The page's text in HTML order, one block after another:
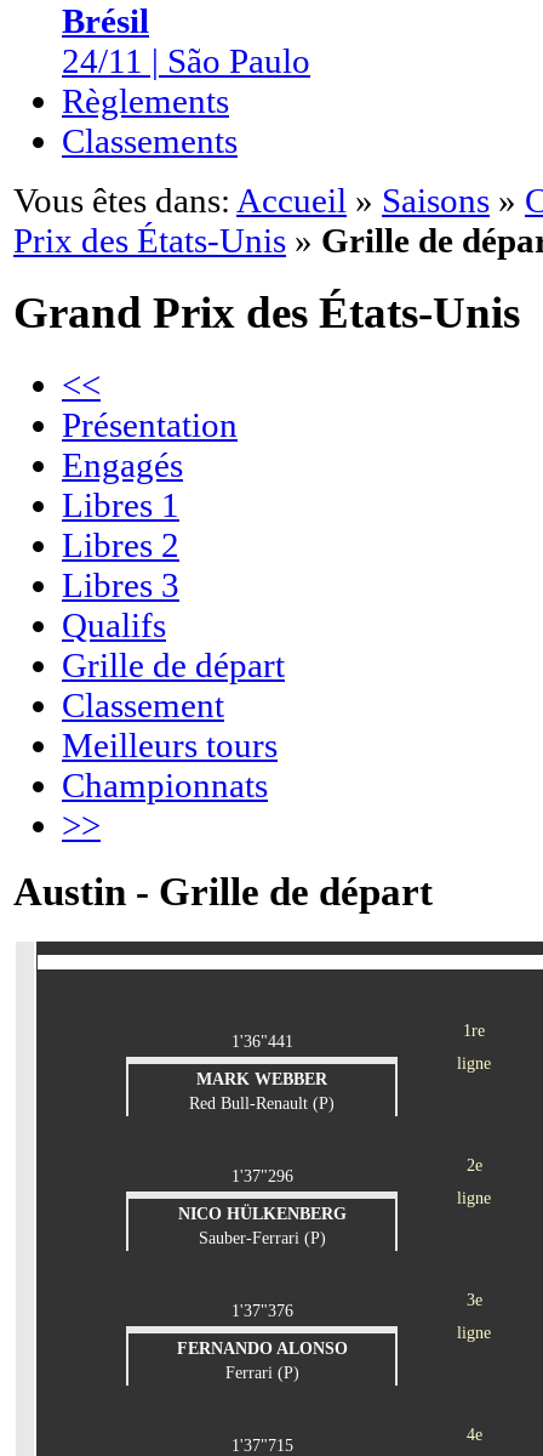
Brésil
24/11 | São Paulo
Règlements
Classements
Vous êtes dans: Accueil » Saisons »
Prix des États-Unis » Grille de
Grand Prix des États-Unis
<<
Présentation
Engagés
Libres 1
Libres 2
Libres 3
Qualifs
Grille de départ
Classement
Meilleurs tours
Championnats
>>
Austin - Grille de départ
1re
ligne
1'36"441
MARK WEBBER
Red Bull-Renault (P)
2e
ligne
1'37"296
NICO HÜLKENBERG
Sauber-Ferrari (P)
3e
ligne
1'37"376
FERNANDO ALONSO
Ferrari (P)
4e
1'37"715